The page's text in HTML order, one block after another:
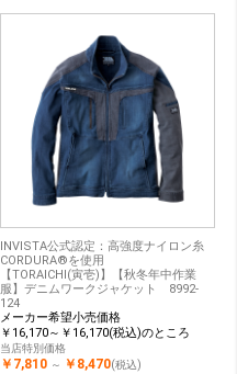
INVISTA公式認定：高強度ナイロン糸
CORDURA®を使用
【TORAICHI(寅壱)】【秋冬年中作業
服】デニムワークジャケット 8992-
124
メーカー希望小売価格
￥16,170～￥16,170(税込)のところ
当店特別価格
￥7,810 ～ ￥8,470(税込)